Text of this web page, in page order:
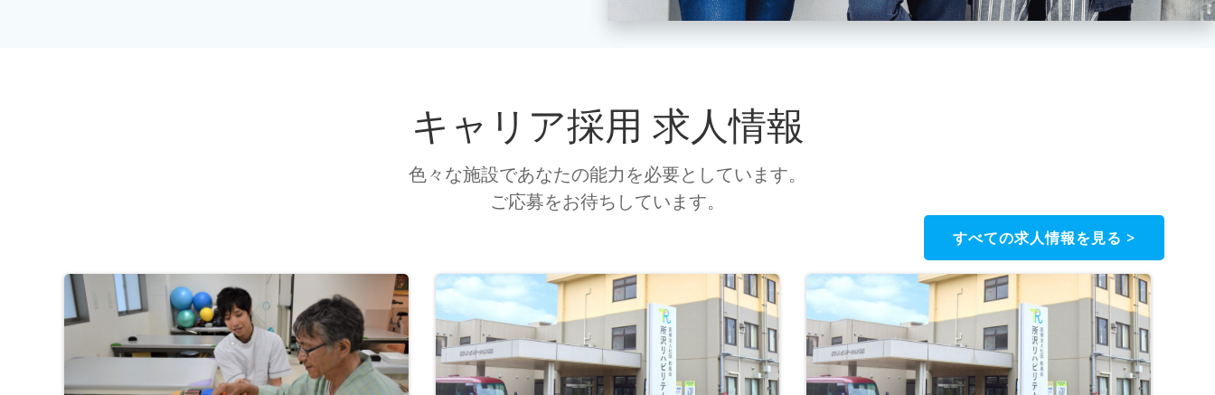
キャリア採用 求人情報
色々な施設であなたの能力を必要としています。
ご応募をお待ちしています。
すべての求人情報を見る >